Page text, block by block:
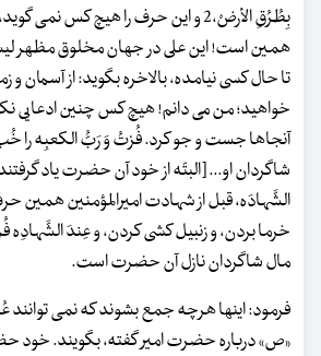
بِطُرُقِ الأرضْ،2 و این حرف را هیچ کس نمی
همین است! این علی در جهان مخلوق مظهر
تا حال کسی نیامده، بالاخره بگوید: از آسمان و
خواهید؛ من می دانم! هیچ کس چنین ادعایی
آنجاها جست و جو کرد. فُزتُ وَ رَبُّ الکعبِه را
شاگردان او... [البتّه از خود آن حضرت یاد
الشَّهادَه، قبل از شهادت امیرالمؤمنین همین
خرما بردن، و زنبیل کشی کردن، و عِندَ
مال شاگردان نازل آن حضرت است.
فرمود: اینها هرچه جمع بشوند که نمی توانند
«ص» درباره حضرت امیر گفته، بگویند. خود